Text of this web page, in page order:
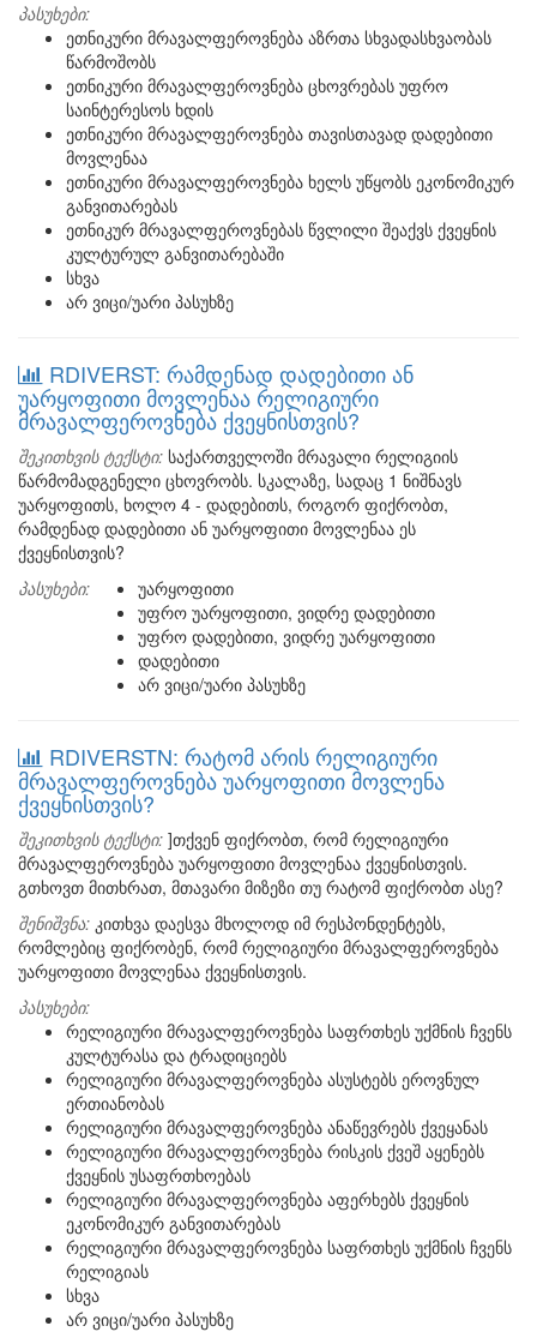
პასუხები:
ეთნიკური მრავალფეროვნება აზრთა სხვადასხვაობას
წარმოშობს
ეთნიკური მრავალფეროვნება ცხოვრებას უფრო
საინტერესოს ხდის
ეთნიკური მრავალფეროვნება თავისთავად დადებითი
მოვლენაა
ეთნიკური მრავალფეროვნება ხელს უწყობს ეკონომიკურ
განვითარებას
ეთნიკურ მრავალფეროვნებას წვლილი შეაქვს ქვეყნის
კულტურულ განვითარებაში
სხვა
არ ვიცი/უარი პასუხზე
RDIVERST: რამდენად დადებითი ან
უარყოფითი მოვლენაა რელიგიური
მრავალფეროვნება ქვეყნისთვის?
შეკითხვის ტექსტი: საქართველოში მრავალი რელიგიის
წარმომადგენელი ცხოვრობს. სკალაზე, სადაც 1 ნიშნავს
უარყოფითს, ხოლო 4 - დადებითს, როგორ ფიქრობთ,
რამდენად დადებითი ან უარყოფითი მოვლენაა ეს
ქვეყნისთვის?
პასუხები:
უარყოფითი
უფრო უარყოფითი, ვიდრე დადებითი
უფრო დადებითი, ვიდრე უარყოფითი
დადებითი
არ ვიცი/უარი პასუხზე
RDIVERSTN: რატომ არის რელიგიური
მრავალფეროვნება უარყოფითი მოვლენა
ქვეყნისთვის?
შეკითხვის ტექსტი: ]თქვენ ფიქრობთ, რომ რელიგიური
მრავალფეროვნება უარყოფითი მოვლენაა ქვეყნისთვის.
გთხოვთ მითხრათ, მთავარი მიზეზი თუ რატომ ფიქრობთ ასე?
შენიშვნა: კითხვა დაესვა მხოლოდ იმ რესპონდენტებს,
რომლებიც ფიქრობენ, რომ რელიგიური მრავალფეროვნება
უარყოფითი მოვლენაა ქვეყნისთვის.
პასუხები:
რელიგიური მრავალფეროვნება საფრთხეს უქმნის ჩვენს
კულტურასა და ტრადიციებს
რელიგიური მრავალფეროვნება ასუსტებს ეროვნულ
ერთიანობას
რელიგიური მრავალფეროვნება ანაწევრებს ქვეყანას
რელიგიური მრავალფეროვნება რისკის ქვეშ აყენებს
ქვეყნის უსაფრთხოებას
რელიგიური მრავალფეროვნება აფერხებს ქვეყნის
ეკონომიკურ განვითარებას
რელიგიური მრავალფეროვნება საფრთხეს უქმნის ჩვენს
რელიგიას
სხვა
არ ვიცი/უარი პასუხზე